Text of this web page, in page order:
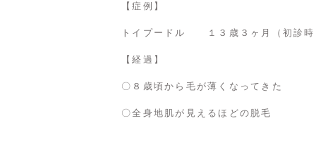
【症例】
トイプードル １３歳３ヶ月（初診
【経過】
〇８歳頃から毛が薄くなってきた
〇全身地肌が見えるほどの脱毛